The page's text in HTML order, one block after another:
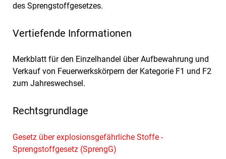
des Sprengstoffgesetzes.
Vertiefende Informationen
Merkblatt für den Einzelhandel über Aufbewahrung und
Verkauf von Feuerwerkskörpern der Kategorie F1 und F2
zum Jahreswechsel.
Rechtsgrundlage
Gesetz über explosionsgefährliche Stoffe -
Sprengstoffgesetz (SprengG)